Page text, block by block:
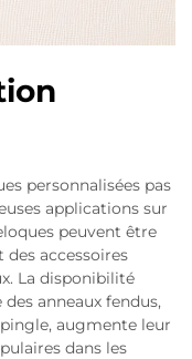
personnalisées pas
applications sur
peuvent être
accessoires
La disponibilité
anneaux fendus,
augmente leur
dans les